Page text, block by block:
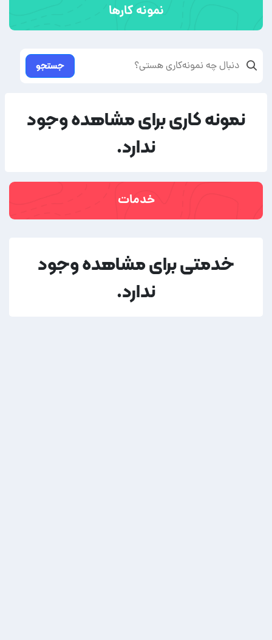
نمونه کارها
جستجو
نمونه کاری برای مشاهده وجود
ندارد.
خدمات
خدمتی برای مشاهده وجود
ندارد.